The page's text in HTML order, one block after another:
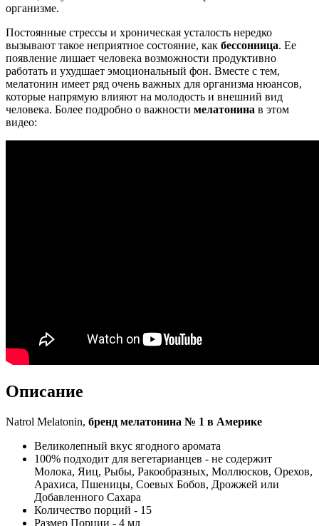
организме.
Постоянные стрессы и хроническая усталость нередко
вызывают такое неприятное состояние, как бессонница. Ее
появление лишает человека возможности продуктивно
работать и ухудшает эмоциональный фон. Вместе с тем,
мелатонин имеет ряд очень важных для организма нюансов,
которые напрямую влияют на молодость и внешний вид
человека. Более подробно о важности мелатонина в этом
видео:
Описание
Natrol Melatonin, бренд мелатонина № 1 в Америке
Великолепный вкус ягодного аромата
100% подходит для вегетарианцев - не содержит
Молока, Яиц, Рыбы, Ракообразных, Моллюсков, Орехов,
Арахиса, Пшеницы, Соевых Бобов, Дрожжей или
Добавленного Сахара
Количество порций - 15
Размер Порции - 4 мл